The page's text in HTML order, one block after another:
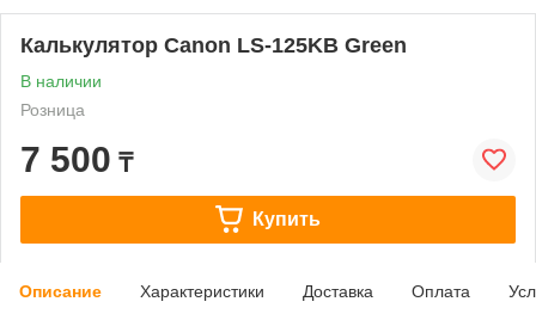
Калькулятор Canon LS-125KB Green
В наличии
Розница
7 500 ₸
Купить
Описание Характеристики Доставка Оплата